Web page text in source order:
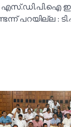
എസ്.ഡി.പി.ഐ
പറയില്ല :